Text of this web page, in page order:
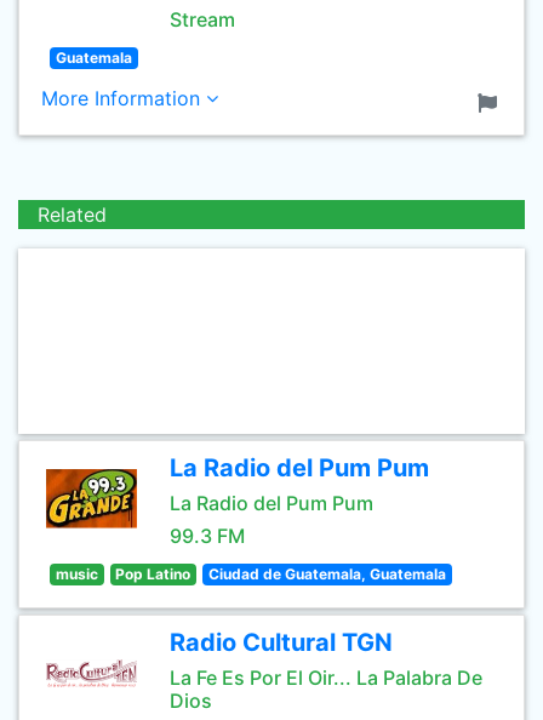
Stream
Guatemala
More Information
Related
La Radio del Pum Pum
La Radio del Pum Pum
99.3 FM
music Pop Latino Ciudad de Guatemala, Guatemala
Radio Cultural TGN
La Fe Es Por El Oir... La Palabra De
Dios